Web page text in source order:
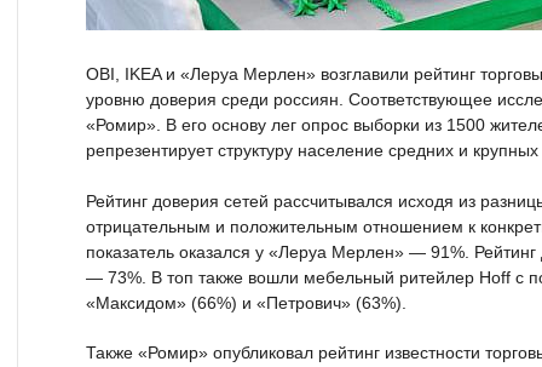
OBI, IKEA и «Леруа Мерлен» возглавили рейтинг
уровню доверия среди россиян. Соответствующее
«Ромир». В его основу лег опрос выборки из 1500
репрезентирует структуру население средних и
Рейтинг доверия сетей рассчитывался исходя из
отрицательным и положительным отношением к
показатель оказался у «Леруа Мерлен» — 91%. Рейтинг
— 73%. В топ также вошли мебельный ритейлер Hoff c
«Максидом» (66%) и «Петрович» (63%).
Также «Ромир» опубликовал рейтинг известности